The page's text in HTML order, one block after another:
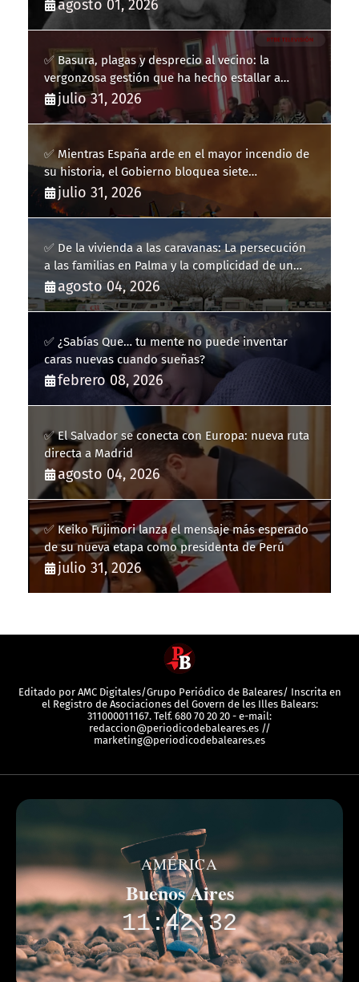
agosto 01, 2026
✅ Basura, plagas y desprecio al vecino: la
vergonzosa gestión que ha hecho estallar a
Llucmajor
julio 31, 2026
✅ Mientras España arde en el mayor incendio de
su historia, el Gobierno bloquea siete
hidroaviones por "ahorrarse" dinero
julio 31, 2026
✅ De la vivienda a las caravanas: La persecución
a las familias en Palma y la complicidad de un
fracaso heredado
agosto 04, 2026
✅ ¿Sabías Que… tu mente no puede inventar
caras nuevas cuando sueñas?
febrero 08, 2026
✅ El Salvador se conecta con Europa: nueva ruta
directa a Madrid
agosto 04, 2026
✅ Keiko Fujimori lanza el mensaje más esperado
de su nueva etapa como presidenta de Perú
julio 31, 2026
Editado por AMC Digitales/Grupo Periódico de Baleares/ Inscrita en
el Registro de Asociaciones del Govern de les Illes Balears:
311000011167. Telf. 680 70 20 20 - e-mail:
redaccion@periodicodebaleares.es //
marketing@periodicodebaleares.es
AMÉRICA
Buenos Aires
11:42:32